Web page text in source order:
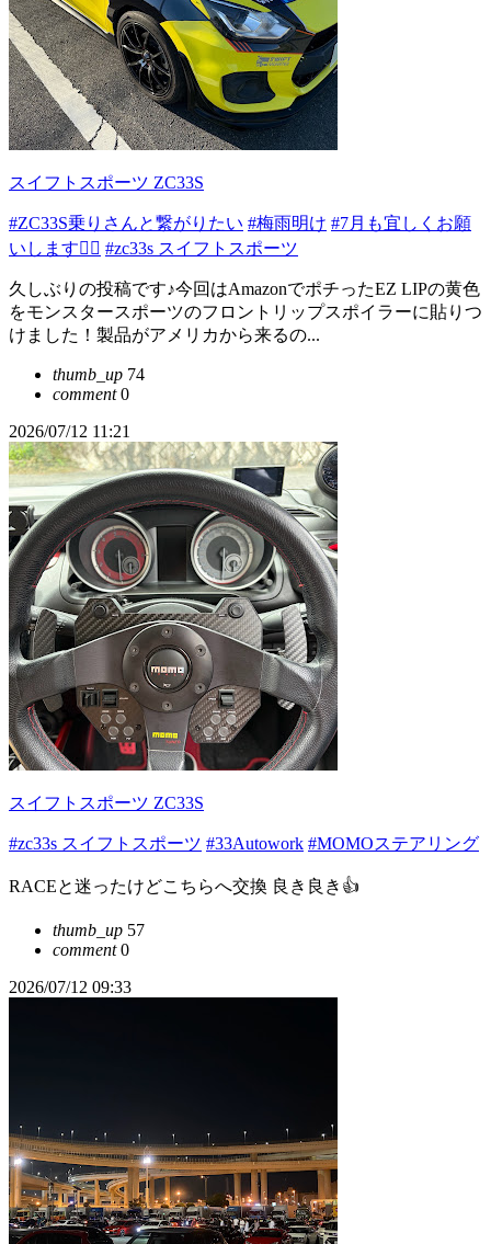
スイフトスポーツ ZC33S
#ZC33S乗りさんと繋がりたい #梅雨明け #7月も宜しくお願
いします🙇‍♂️ #zc33s スイフトスポーツ
久しぶりの投稿です♪今回はAmazonでポチったEZ LIPの黄色
をモンスタースポーツのフロントリップスポイラーに貼りつ
けました！製品がアメリカから来るの...
thumb_up 74
comment0
2026/07/12 11:21
スイフトスポーツ ZC33S
#zc33s スイフトスポーツ #33Autowork #MOMOステアリング
RACEと迷ったけどこちらへ交換 良き良き👍
thumb_up 57
comment0
2026/07/12 09:33